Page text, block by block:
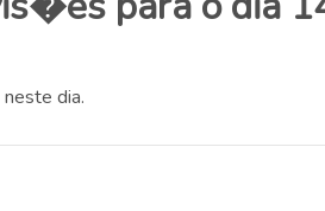
dia.